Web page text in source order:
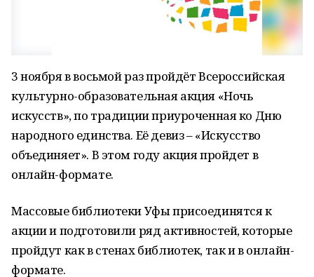
3 ноября в восьмой раз пройдёт Всероссийская
культурно-образовательная акция «Ночь
искусств», по традиции приуроченная ко Дню
народного единства. Её девиз – «Искусство
объединяет». В этом году акция пройдет в
онлайн-формате.
Массовые библиотеки Уфы присоединятся к
акции и подготовили ряд активностей, которые
пройдут как в стенах библиотек, так и в онлайн-
формате.